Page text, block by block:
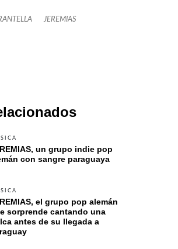
JEREMIAS
un grupo indie pop
con sangre paraguaya
el grupo pop alemán
sorprende cantando una
antes de su llegada a